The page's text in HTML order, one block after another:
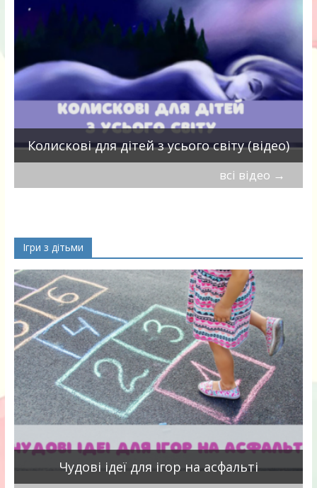
Колискові для дітей з усього світу (відео)
всі відео →
Ігри з дітьми
Чудові ідеї для ігор на асфальті